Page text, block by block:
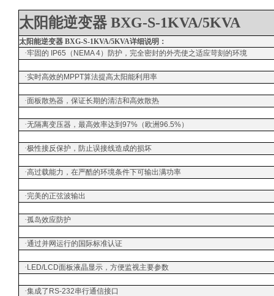
太阳能逆变器 BXG-S-1KVA/5KVA
太阳能逆变器 BXG-S-1KVA/5KVA详细说明：
·牢固的 IP65（NEMA 4）防护，完全密封的外壳使之适应苛刻的环境
·实时高效的MPPT算法提高太阳能利用率
·面板散热器，保证长期的清洁和高效散热
·无隔离变压器，最高效率达到97%（欧洲96.5%）
·极性接反保护，防止误接线造成的损坏
·高过载能力，在严酷的环境条件下可输出满功率
·完美的正弦波输出
·孤岛效应防护
·通过并网运行的国际标准认证
· LED/LCD面板液晶显示，方便监视主要参数
·集成了RS-232串行通信接口